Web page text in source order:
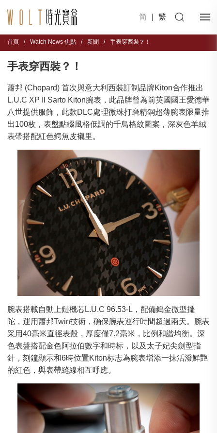
简 繁
首頁 / Watch News 焦點 / 新聞 / 手表穿西裝？！
手表穿西裝？！
蕭邦 (Chopard) 首次與意大利西裝訂制品牌Kiton合作推出
L.U.C XP Il Sarto Kiton腕表，此品牌曾為前英國國王愛德華
八世提供服飾，此款DLC處理微珠打磨精鋼超薄腕表限量推
出100枚，表盤點綴風格低調的千鳥格紋圖案，深灰色羊絨
表帶搭配紅色鳄魚皮襯里。
腕表搭載自動上鏈機芯L.U.C 96.53-L，配備鎢金微型擺
陀，運用蕭邦Twin技術，确保腕表運行時間超過兩天。腕表
采用40毫米直徑表殼，厚度僅7.2毫米，比例和諧均衡。深
色表盤搭配金色阿拉伯數字和時标，以及太子妃尖劍型指
針，刻鐘顯示和6時位置Kiton标志為腕表增添一抹活潑鮮艷
的紅色，與表帶縫線相互呼應。